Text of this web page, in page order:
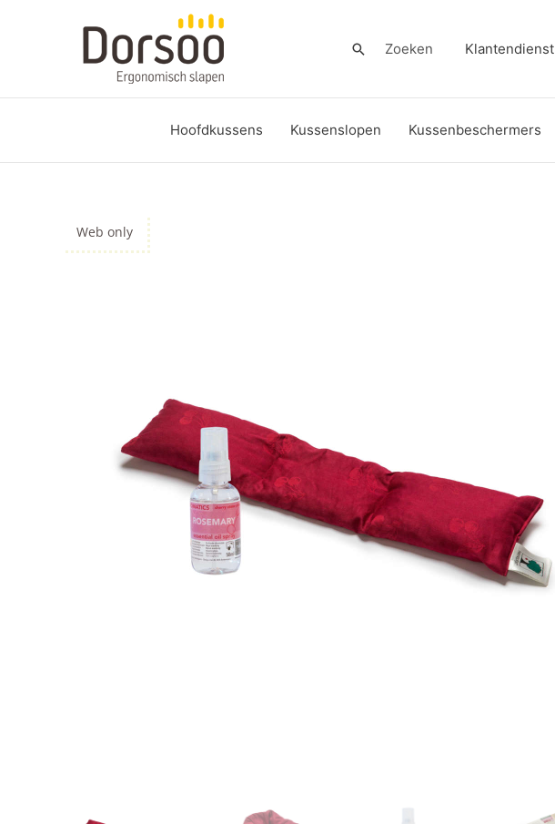
ZoekenZoeken Klantendienst
Hoofdkussens Kussenslopen Kussenbeschermers
Web only